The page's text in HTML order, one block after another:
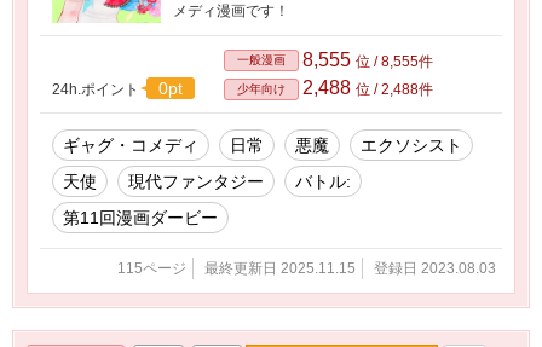
メディ漫画です！
24h.ポイント 0pt
一般漫画 8,555 位 / 8,555件
少年向け 2,488 位 / 2,488件
ギャグ・コメディ 日常 悪魔
エクソシスト
天使
現代ファンタジー
バトル:
第11回漫画ダービー
115ページ 最終更新日 2025.11.15 登録日 2023.08.03